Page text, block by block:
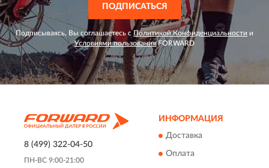
ПОДПИСАТЬСЯ
Подписываясь, Вы соглашаетесь с Политикой Конфиденциальности и
Условиями пользованияFORWARD
8 (499) 322-04-50
ПН-ВС 9:00-21:00
ИНФОРМАЦИЯ
Доставка
Оплата